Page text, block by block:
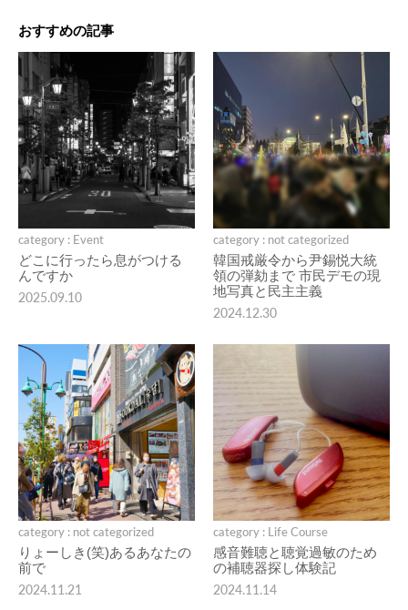
おすすめの記事
category : Event
どこに行ったら息がつける
んですか
2025.09.10
category : not categorized
韓国戒厳令から尹錫悦大統
領の弾劾まで 市民デモの現
地写真と民主主義
2024.12.30
category : not categorized
りょーしき(笑)あるあなたの
前で
2024.11.21
category : Life Course
感音難聴と聴覚過敏のため
の補聴器探し体験記
2024.11.14